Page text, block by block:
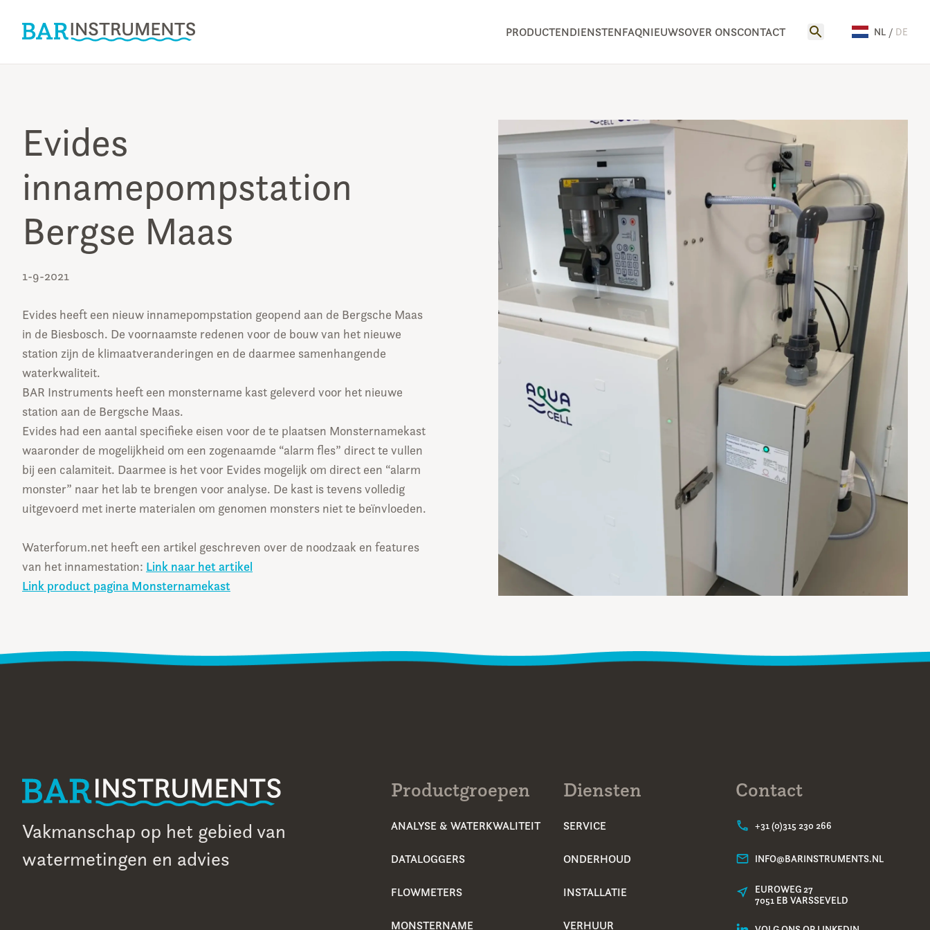
PRODUCTENDIENSTENFAQNIEUWSOVER ONSCONTACT NL / DE
Evides
innamepompstation
Bergse Maas
1-9-2021
Evides heeft een nieuw innamepompstation geopend aan de Bergsche Maas
in de Biesbosch. De voornaamste redenen voor de bouw van het nieuwe
station zijn de klimaatveranderingen en de daarmee samenhangende
waterkwaliteit.
BAR Instruments heeft een monstername kast geleverd voor het nieuwe
station aan de Bergsche Maas.
Evides had een aantal specifieke eisen voor de te plaatsen Monsternamekast
waaronder de mogelijkheid om een zogenaamde “alarm fles” direct te vullen
bij een calamiteit. Daarmee is het voor Evides mogelijk om direct een “alarm
monster” naar het lab te brengen voor analyse. De kast is tevens volledig
uitgevoerd met inerte materialen om genomen monsters niet te beïnvloeden.
Waterforum.net heeft een artikel geschreven over de noodzaak en features
van het innamestation: Link naar het artikel
Link product pagina Monsternamekast
Vakmanschap op het gebied van
watermetingen en advies
Productgroepen
ANALYSE & WATERKWALITEIT
DATALOGGERS
FLOWMETERS
MONSTERNAME
Diensten
SERVICE
ONDERHOUD
INSTALLATIE
VERHUUR
Contact
+31 (0)315 230 266
INFO@BARINSTRUMENTS.NL
EUROWEG 27
7051 EB VARSSEVELD